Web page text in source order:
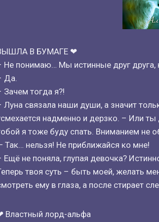
В БУМАГЕ ❤
Не понимаю… Мы истинные друг друга,
Да.
Зачем тогда я?!
Луна связала наши души, а значит
надменно и дерзко. – Или
я тоже буду спать. Вниманием не
Так… нельзя! Не приближайся ко мне!
Ещё не поняла, глупая девочка?
твоя суть – быть моей, желать
ему в глаза, а после стирает
Властный лорд-альфа